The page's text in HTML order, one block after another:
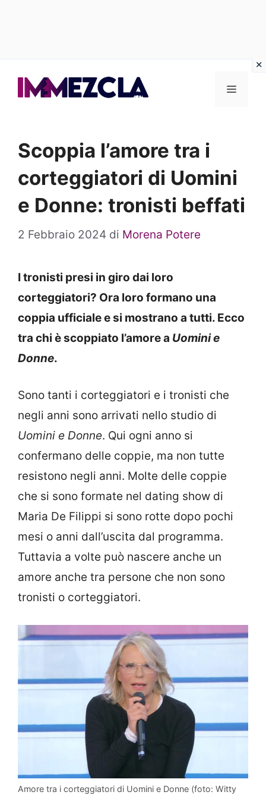
Menu
Scoppia l’amore tra i
corteggiatori di Uomini
e Donne: tronisti beffati
2 Febbraio 2024 di Morena Potere
I tronisti presi in giro dai loro
corteggiatori? Ora loro formano una
coppia ufficiale e si mostrano a tutti. Ecco
tra chi è scoppiato l’amore a Uomini e
Donne.
Sono tanti i corteggiatori e i tronisti che
negli anni sono arrivati nello studio di
Uomini e Donne. Qui ogni anno si
confermano delle coppie, ma non tutte
resistono negli anni. Molte delle coppie
che si sono formate nel dating show di
Maria De Filippi si sono rotte dopo pochi
mesi o anni dall’uscita dal programma.
Tuttavia a volte può nascere anche un
amore anche tra persone che non sono
tronisti o corteggiatori.
Amore tra i corteggiatori di Uomini e Donne (foto: Witty